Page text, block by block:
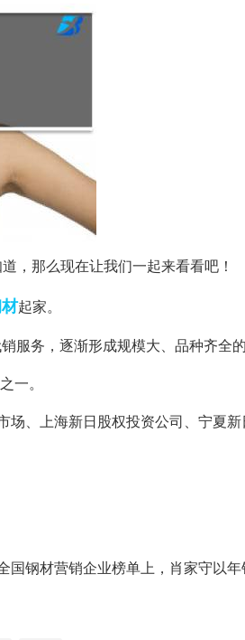
，那么现在让我们一起来看看吧！
起家。
务，逐渐形成规模大、品种齐全的
一。
、上海新日股权投资公司、宁夏
钢材营销企业榜单上，肖家守以年